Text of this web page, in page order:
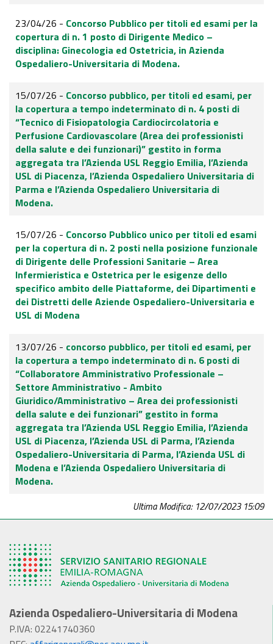
23/04/26 - Concorso Pubblico per titoli ed esami per la
copertura di n. 1 posto di Dirigente Medico –
disciplina: Ginecologia ed Ostetricia, in Azienda
Ospedaliero-Universitaria di Modena.
15/07/26 - Concorso pubblico, per titoli ed esami, per
la copertura a tempo indeterminato di n. 4 posti di
“Tecnico di Fisiopatologia Cardiocircolatoria e
Perfusione Cardiovascolare (Area dei professionisti
della salute e dei funzionari)” gestito in forma
aggregata tra l’Azienda USL Reggio Emilia, l’Azienda
USL di Piacenza, l’Azienda Ospedaliero Universitaria di
Parma e l’Azienda Ospedaliero Universitaria di
Modena.
15/07/26 - Concorso Pubblico unico per titoli ed esami
per la copertura di n. 2 posti nella posizione funzionale
di Dirigente delle Professioni Sanitarie – Area
Infermieristica e Ostetrica per le esigenze dello
specifico ambito delle Piattaforme, dei Dipartimenti e
dei Distretti delle Aziende Ospedaliero-Universitaria e
USL di Modena
13/07/26 - concorso pubblico, per titoli ed esami, per
la copertura a tempo indeterminato di n. 6 posti di
“Collaboratore Amministrativo Professionale –
Settore Amministrativo - Ambito
Giuridico/Amministrativo – Area dei professionisti
della salute e dei funzionari” gestito in forma
aggregata tra l’Azienda USL Reggio Emilia, l’Azienda
USL di Piacenza, l’Azienda USL di Parma, l’Azienda
Ospedaliero-Universitaria di Parma, l’Azienda USL di
Modena e l’Azienda Ospedaliero Universitaria di
Modena.
Ultima Modifica: 12/07/2023 15:09
Azienda Ospedaliero-Universitaria di Modena
P.IVA: 02241740360